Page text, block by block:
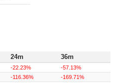
24m 36m
-22.23%
-57.13%
-116.36%
-169.71%